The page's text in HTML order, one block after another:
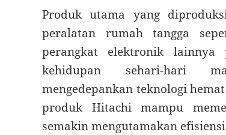
Produk utama yang
peralatan rumah tangga
perangkat elektronik
kehidupan sehari-hari
mengedepankan teknologi
produk Hitachi mampu
semakin mengutamakan